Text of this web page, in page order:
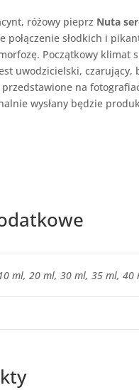
różowy pieprz Nuta
połączenie słodkich i
Początkowy klimat
uwodzicielski, czarujący,
na
wysłany będzie
10 ml, 20 ml, 30 ml, 35 ml,